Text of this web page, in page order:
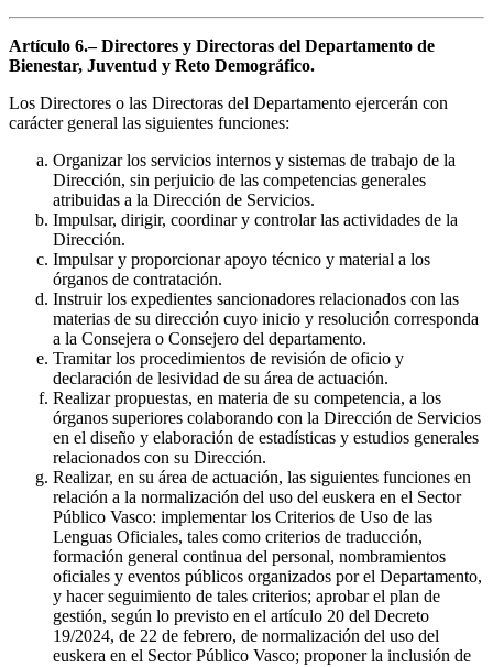
Artículo 6.– Directores y Directoras del Departamento de
Bienestar, Juventud y Reto Demográfico.
Los Directores o las Directoras del Departamento ejercerán con
carácter general las siguientes funciones:
Organizar los servicios internos y sistemas de trabajo de la
Dirección, sin perjuicio de las competencias generales
atribuidas a la Dirección de Servicios.
Impulsar, dirigir, coordinar y controlar las actividades de la
Dirección.
Impulsar y proporcionar apoyo técnico y material a los
órganos de contratación.
Instruir los expedientes sancionadores relacionados con las
materias de su dirección cuyo inicio y resolución corresponda
a la Consejera o Consejero del departamento.
Tramitar los procedimientos de revisión de oficio y
declaración de lesividad de su área de actuación.
Realizar propuestas, en materia de su competencia, a los
órganos superiores colaborando con la Dirección de Servicios
en el diseño y elaboración de estadísticas y estudios generales
relacionados con su Dirección.
Realizar, en su área de actuación, las siguientes funciones en
relación a la normalización del uso del euskera en el Sector
Público Vasco: implementar los Criterios de Uso de las
Lenguas Oficiales, tales como criterios de traducción,
formación general continua del personal, nombramientos
oficiales y eventos públicos organizados por el Departamento,
y hacer seguimiento de tales criterios; aprobar el plan de
gestión, según lo previsto en el artículo 20 del Decreto
19/2024, de 22 de febrero, de normalización del uso del
euskera en el Sector Público Vasco; proponer la inclusión de